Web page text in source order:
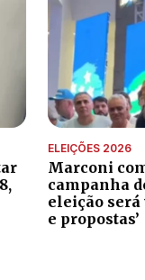
ELEIÇÕES 2026
Marconi
campanha
eleição será
e propostas’